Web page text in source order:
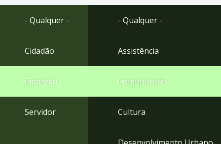
Ir
- Qualquer -
Cidadão
Empresa
Servidor
- Qualquer -
Assistência
Comunicação
Cultura